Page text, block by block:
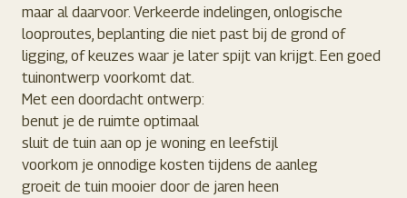
maar al daarvoor. Verkeerde indelingen, onlogische
looproutes, beplanting die niet past bij de grond of
ligging, of keuzes waar je later spijt van krijgt. Een goed
tuinontwerp voorkomt dat.
Met een doordacht ontwerp:
benut je de ruimte optimaal
sluit de tuin aan op je woning en leefstijl
voorkom je onnodige kosten tijdens de aanleg
groeit de tuin mooier door de jaren heen